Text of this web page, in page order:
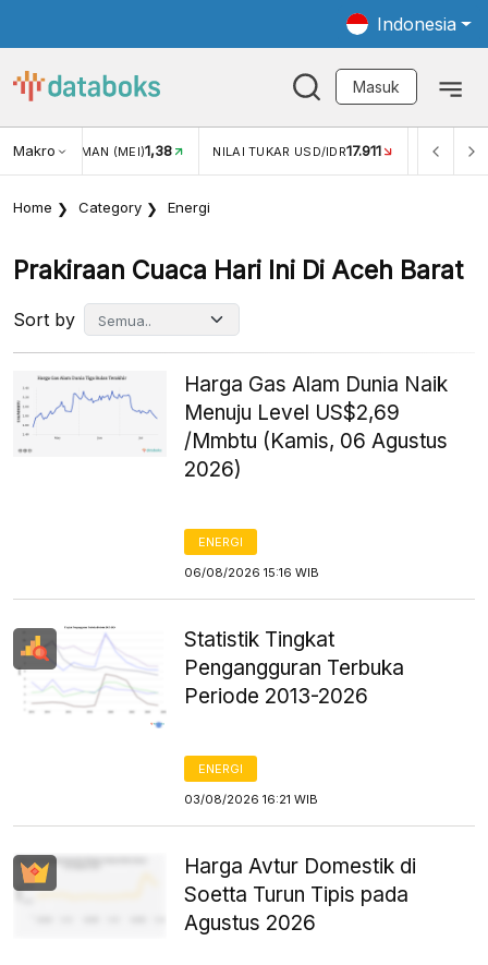
Indonesia
Masuk
MakroWISMAN (MEI)1,38 NILAI TUKAR USD/IDR17.911 INFLASI
Home Category Energi
Prakiraan Cuaca Hari Ini Di Aceh Barat
Sort by
Harga Gas Alam Dunia Naik
Menuju Level US$2,69
/Mmbtu (Kamis, 06 Agustus
2026)
ENERGI
06/08/2026 15:16 WIB
Statistik Tingkat
Pengangguran Terbuka
Periode 2013-2026
ENERGI
03/08/2026 16:21 WIB
Harga Avtur Domestik di
Soetta Turun Tipis pada
Agustus 2026